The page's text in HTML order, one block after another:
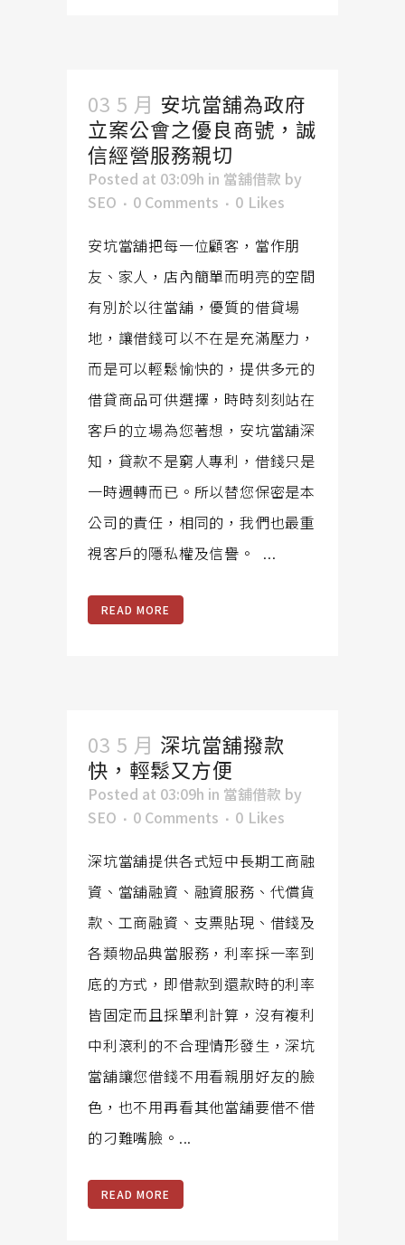
03 5 月 安坑當舖為政府
立案公會之優良商號，誠
信經營服務親切
Posted at 03:09h in 當舖借款 by
SEO
0 Comments 0 Likes
安坑當舖把每一位顧客，當作朋
友、家人，店內簡單而明亮的空間
有別於以往當舖，優質的借貸場
地，讓借錢可以不在是充滿壓力，
而是可以輕鬆愉快的，提供多元的
借貸商品可供選擇，時時刻刻站在
客戶的立場為您著想，安坑當舖深
知，貸款不是窮人專利，借錢只是
一時週轉而已。所以替您保密是本
公司的責任，相同的，我們也最重
視客戶的隱私權及信譽。 ...
READ MORE
03 5 月 深坑當舖撥款
快，輕鬆又方便
Posted at 03:09h in 當舖借款 by
SEO
0 Comments 0 Likes
深坑當舖提供各式短中長期工商融
資、當舖融資、融資服務、代償貨
款、工商融資、支票貼現、借錢及
各類物品典當服務，利率採一率到
底的方式，即借款到還款時的利率
皆固定而且採單利計算，沒有複利
中利滾利的不合理情形發生，深坑
當舖讓您借錢不用看親朋好友的臉
色，也不用再看其他當舖要借不借
的刁難嘴臉。...
READ MORE